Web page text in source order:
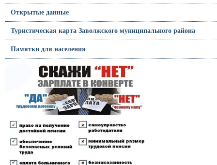
Открытые данные
Туристическая карта Заволжского муниципального района
Памятки для населения